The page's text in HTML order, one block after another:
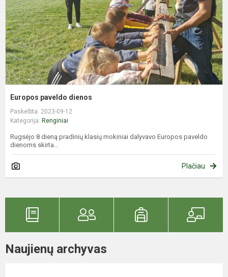
Europos paveldo dienos
Paskelbta: 2023-09-12
Kategorija: Renginiai
Rugsėjo 8 dieną pradinių klasių mokiniai dalyvavo Europos paveldo
dienoms skirta...
Plačiau
Naujienų archyvas